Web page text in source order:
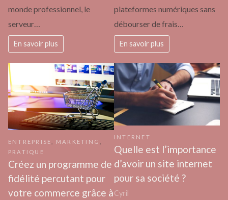
monde professionnel, le
serveur…
En savoir plus
plateformes numériques sans
débourser de frais…
En savoir plus
ENTREPRISE MARKETING
PRATIQUE
Créez un programme de
fidélité percutant pour
votre commerce grâce à
INTERNET
Quelle est l’importance
d’avoir un site internet
pour sa société ?
Cyril